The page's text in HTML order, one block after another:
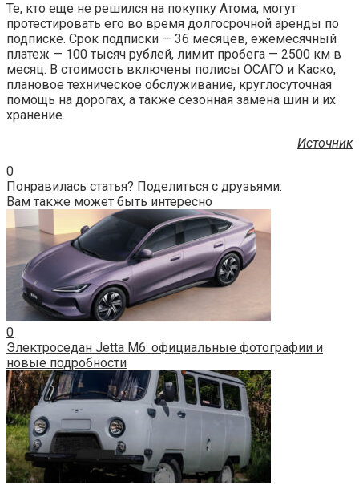
Те, кто еще не решился на покупку Атома, могут
протестировать его во время долгосрочной аренды по
подписке. Срок подписки — 36 месяцев, ежемесячный
платеж — 100 тысяч рублей, лимит пробега — 2500 км в
месяц. В стоимость включены полисы ОСАГО и Каско,
плановое техническое обслуживание, круглосуточная
помощь на дорогах, а также сезонная замена шин и их
хранение.
Источник
0
Понравилась статья? Поделиться с друзьями:
Вам также может быть интересно
0
Электроседан Jetta M6: официальные фотографии и
новые подробности